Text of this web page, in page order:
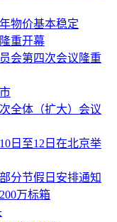
物价基本稳定
重开幕
会第四次会议隆重
全体（扩大）会议
日至12日在北京举
分节假日安排通知
万标箱